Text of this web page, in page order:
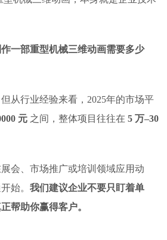
一部重型机械三维动画需要多少
从行业经验来看，2025年的市场平
元 之间，整体项目往往在 5 万–30
会、市场推广或培训领域应用动
始。 我们建议企业不要只盯着单
帮助你赢得客户。